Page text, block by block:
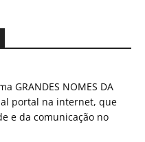
GRANDES NOMES DA
portal na internet, que
e da comunicação no